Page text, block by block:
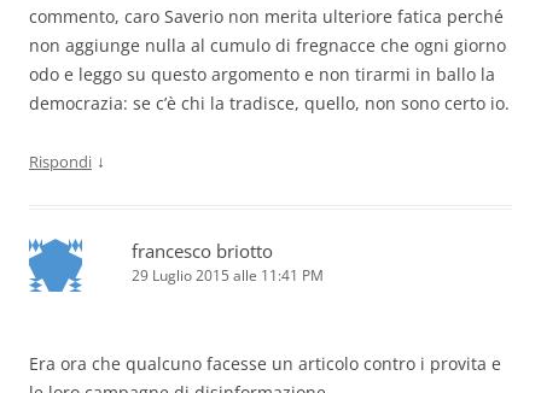
commento, caro Saverio non merita ulteriore fatica perché
non aggiunge nulla al cumulo di fregnacce che ogni giorno
odo e leggo su questo argomento e non tirarmi in ballo la
democrazia: se c’è chi la tradisce, quello, non sono certo io.
Rispondi ↓
francesco briotto
29 Luglio 2015 alle 11:41 PM
Era ora che qualcuno facesse un articolo contro i provita e